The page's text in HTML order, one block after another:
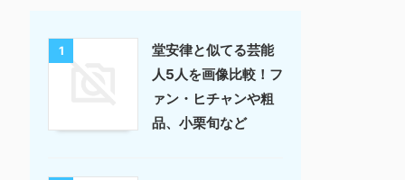
1
堂安律と似てる芸能
人5人を画像比較！フ
ァン・ヒチャンや粗
品、小栗旬など